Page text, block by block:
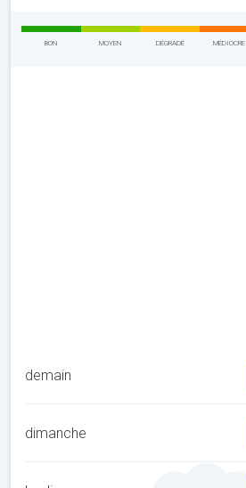
BON MOYEN DÉGRADÉ MÉDIOCRE
demain
dimanche